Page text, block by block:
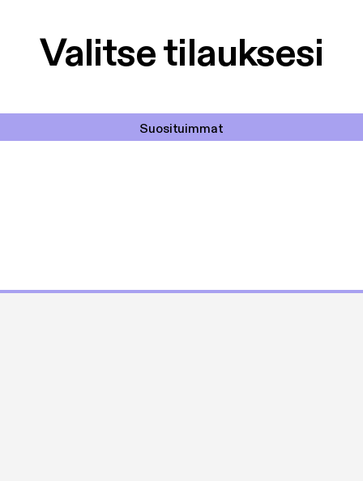
Valitse tilauksesi
Suosituimmat